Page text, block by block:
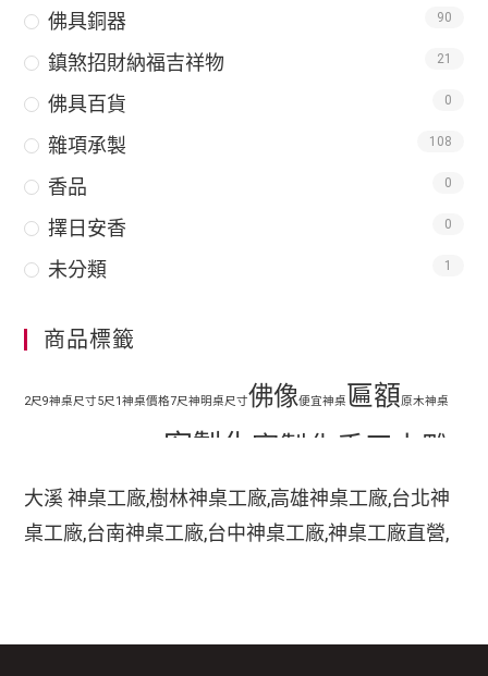
佛具銅器 90
鎮煞招財納福吉祥物 21
佛具百貨 0
雜項承製 108
香品 0
擇日安香 0
未分類 1
商品標籤
2尺9神桌尺寸5尺1神桌價格7尺神明桌尺寸佛像便宜神桌匾額原木神桌
客製化 客製化手工木雕
匾額客製化手工雕刻匾額客製化整修貼金彩
手工木
木雕
大溪 神桌工廠,樹林神桌工廠,高雄神桌工廠,台北神
桌工廠,台南神桌工廠,台中神桌工廠,神桌工廠直營,